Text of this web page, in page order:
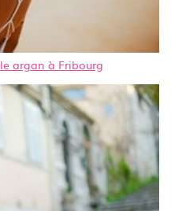
argan à Fribourg